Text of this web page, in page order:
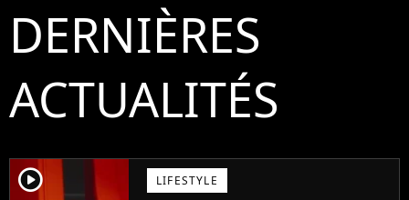
DERNIÈRES
ACTUALITÉS
player2 LIFESTYLE